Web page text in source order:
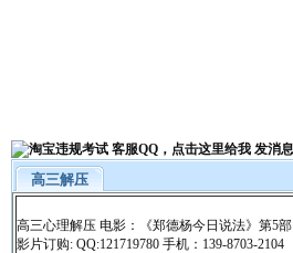
高三解压
高三心理解压 电影：《郑德杨今日说法》第5部
影片订购: QQ:121719780 手机：139-8703-2104